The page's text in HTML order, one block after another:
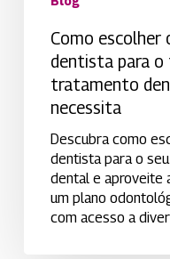
necessita
Como escolher
dentista para o
tratamento
necessita
Descubra como
dentista para o
dental e aproveite
um plano
com acesso a